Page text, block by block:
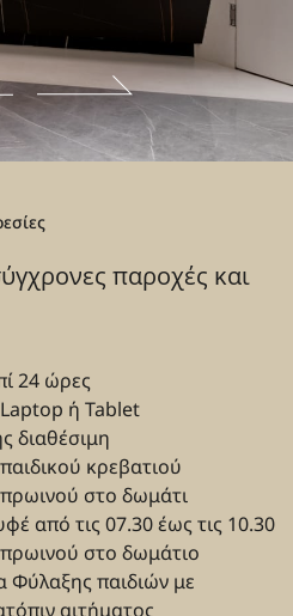
παροχές και
24 ώρες
ή Tablet
διαθέσιμη
κρεβατιού
στο δωμάτι
από τις 07.30 έως τις 10.30
στο δωμάτιο
Φύλαξης παιδιών με
αιτήματος